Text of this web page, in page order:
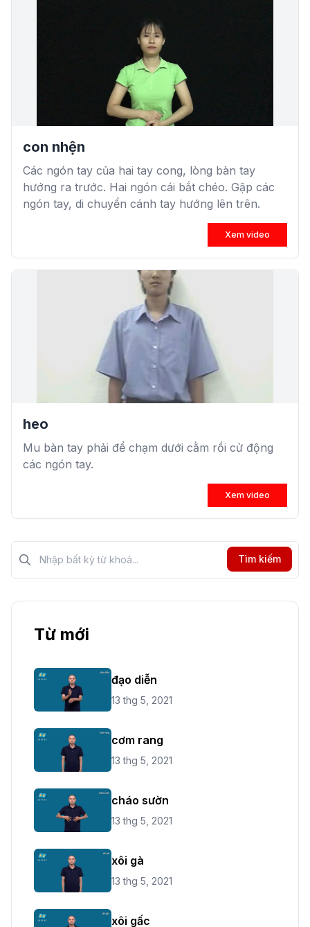
con nhện
Các ngón tay của hai tay cong, lòng bàn tay
hướng ra trước. Hai ngón cái bắt chéo. Gập các
ngón tay, di chuyển cánh tay hướng lên trên.
Xem video
heo
Mu bàn tay phải để chạm dưới cằm rồi cử động
các ngón tay.
Xem video
Tìm kiếm?>
Tìm kiếm
Từ mới
đạo diễn
13 thg 5, 2021
cơm rang
13 thg 5, 2021
cháo sườn
13 thg 5, 2021
xôi gà
13 thg 5, 2021
xôi gấc